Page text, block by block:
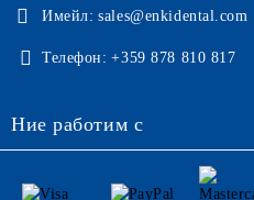
Имейл: sales@enkidental.com
Телефон: +359 878 810 817
Ние работим с